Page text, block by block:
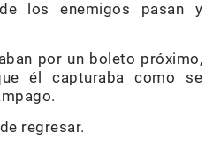
los enemigos pasan y
por un boleto próximo,
él capturaba como se
regresar.